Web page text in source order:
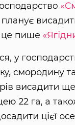
це пише
у
смородину
висадити
22 га, а
цієї